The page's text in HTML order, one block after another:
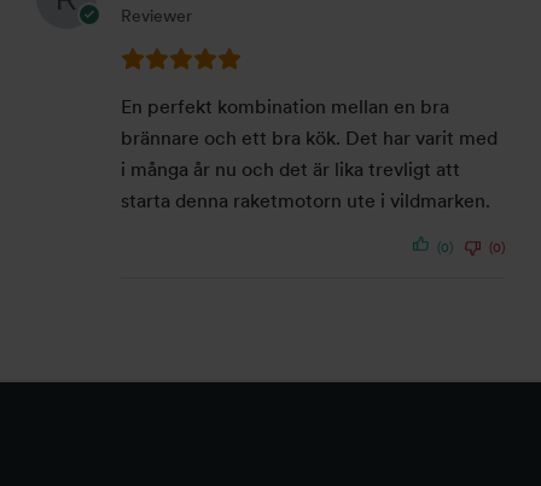
Reviewer
En perfekt kombination mellan en bra
brännare och ett bra kök. Det har varit med
i många år nu och det är lika trevligt att
starta denna raketmotorn ute i vildmarken.
(0) (0)